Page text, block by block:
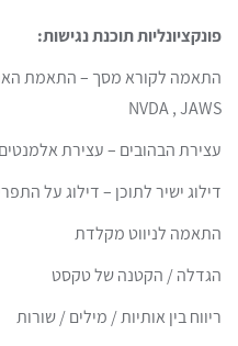
פונקציונליות תוכנת נגישות:
התאמה לקורא מסך – התאמת האתר
NVDA , JAWS
עצירת הבהובים – עצירת
דילוג ישיר לתוכן – דילוג על
התאמה לניווט מקלדת
הגדלה / הקטנה של טקסט
ריווח בין אותיות / מילים / שורות